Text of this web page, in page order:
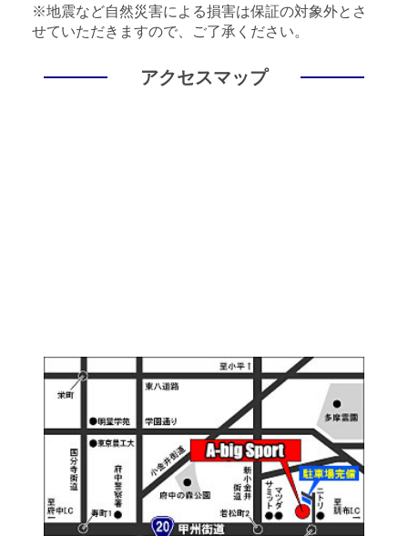
※地震など自然災害による損害は保証の対象外とさ
せていただきますので、ご了承ください。
アクセスマップ